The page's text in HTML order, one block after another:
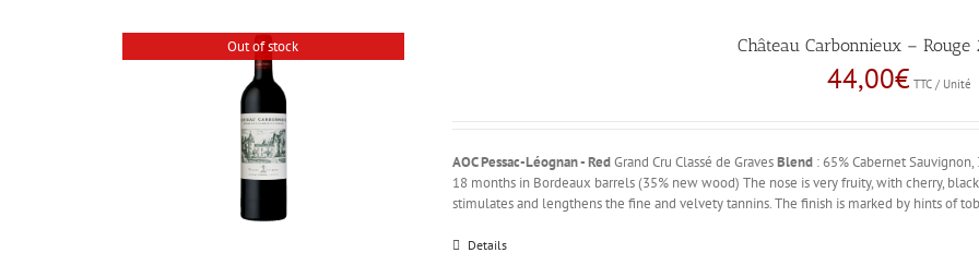
Out of stock Château Carbonnieux – Rouge
44,00€ TTC / Unité
AOC Pessac-Léognan - RedGrand Cru Classé de GravesBlend : 65% Cabernet
18 months in Bordeaux barrels (35% new wood) The nose is very fruity, with cherry,
stimulates and lengthens the fine and velvety tannins. The finish is marked by hints of
Details